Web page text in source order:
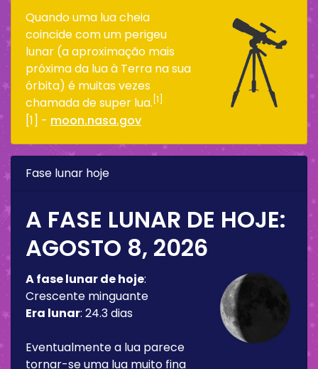
Quando uma lua cheia
coincide com um perigeu
lunar (a aproximação mais
próxima da lua à Terra na sua
órbita) é muitas vezes
chamada de super lua. [1]
[1] - moon.nasa.gov
Fase lunar hoje
A FASE LUNAR DE HOJE:
AGOSTO 8, 2026
A fase lunar de hoje:
Crescente minguante
Era lunar: 24.3 dias
Eventualmente a lua parece
tornar-se uma lua muito fina